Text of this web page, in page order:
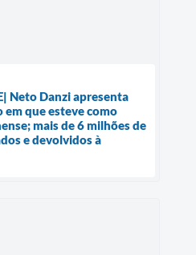
Neto Danzi apresenta
que esteve como
mais de 6 milhões de
e devolvidos à